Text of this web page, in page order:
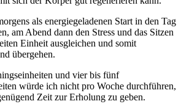
als energiegeladenen Start in den Tag
am Abend dann den Stress und das Sitzen
Einheit ausgleichen und somit
übergehen.
und vier bis fünf
würde ich nicht pro Woche durchführen,
Zeit zur Erholung zu geben.